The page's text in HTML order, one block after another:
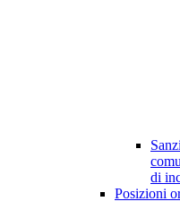
di
Posizioni